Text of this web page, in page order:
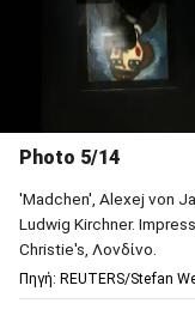
Photo 5/14
'Madchen', Alexej von
Ludwig Kirchner.
Christie's, Λονδίνο.
Πηγή: REUTERS/Stefan